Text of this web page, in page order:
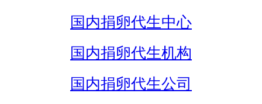
国内捐卵代生中心
国内捐卵代生机构
国内捐卵代生公司